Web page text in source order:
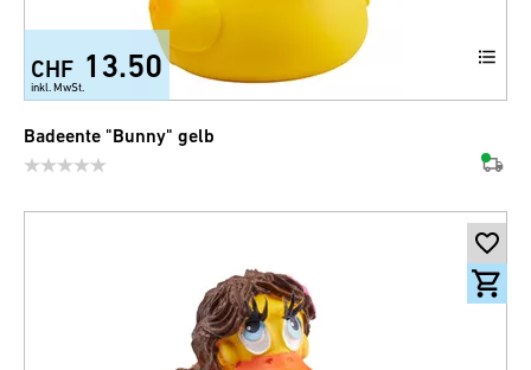
CHF 13.50
inkl. MwSt.
Badeente "Bunny" gelb